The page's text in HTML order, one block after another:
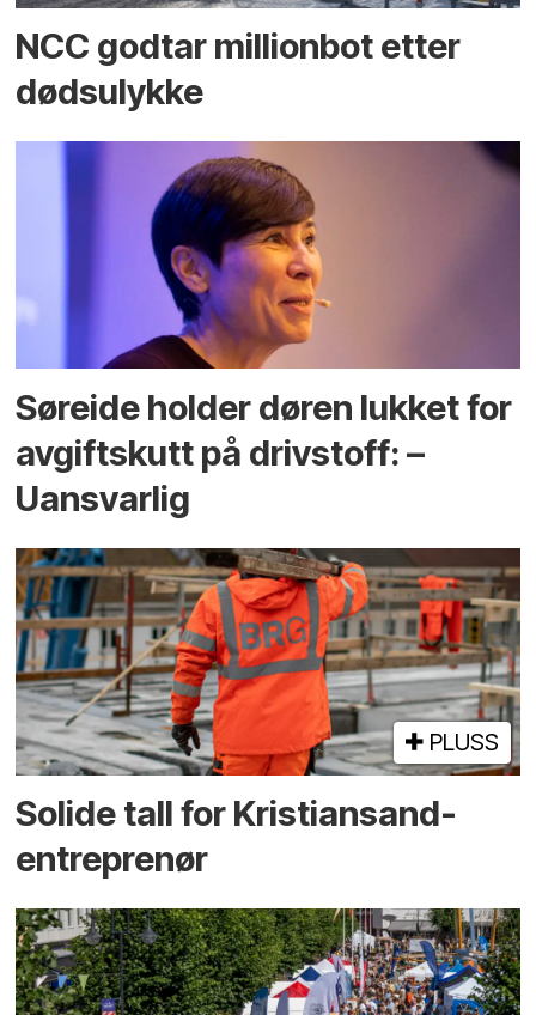
NCC godtar millionbot etter
dødsulykke
Søreide holder døren lukket for
avgiftskutt på drivstoff: –
Uansvarlig
PLUSS
Solide tall for Kristiansand-
entreprenør